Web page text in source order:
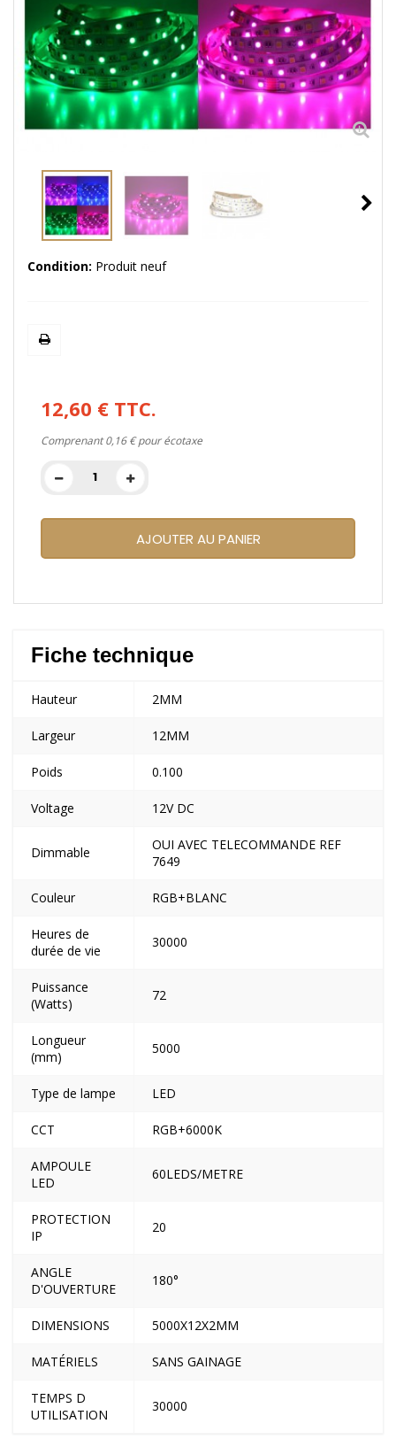
Condition: Produit neuf
12,60 € TTC.
Comprenant0,16 €pour écotaxe
AJOUTER AU PANIER
Fiche technique
Hauteur 2MM
Largeur 12MM
Poids 0.100
Voltage 12V DC
Dimmable
OUI AVEC TELECOMMANDE REF
7649
Couleur RGB+BLANC
Heures de
durée de vie
30000
Puissance
(Watts)
72
Longueur
(mm)
5000
Type de lampe LED
CCT RGB+6000K
AMPOULE
LED
60LEDS/METRE
PROTECTION
IP
20
ANGLE
D'OUVERTURE
180°
DIMENSIONS 5000X12X2MM
MATÉRIELS SANS GAINAGE
TEMPS D
UTILISATION
30000